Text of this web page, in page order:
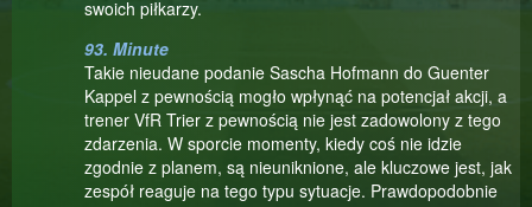
swoich piłkarzy.
93. Minute
Takie nieudane podanie Sascha Hofmann do Guenter
Kappel z pewnością mogło wpłynąć na potencjał akcji, a
trener VfR Trier z pewnością nie jest zadowolony z tego
zdarzenia. W sporcie momenty, kiedy coś nie idzie
zgodnie z planem, są nieuniknione, ale kluczowe jest, jak
zespół reaguje na tego typu sytuacje. Prawdopodobnie